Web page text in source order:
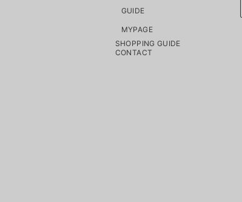
GUIDE
MYPAGE
SHOPPING GUIDE
CONTACT